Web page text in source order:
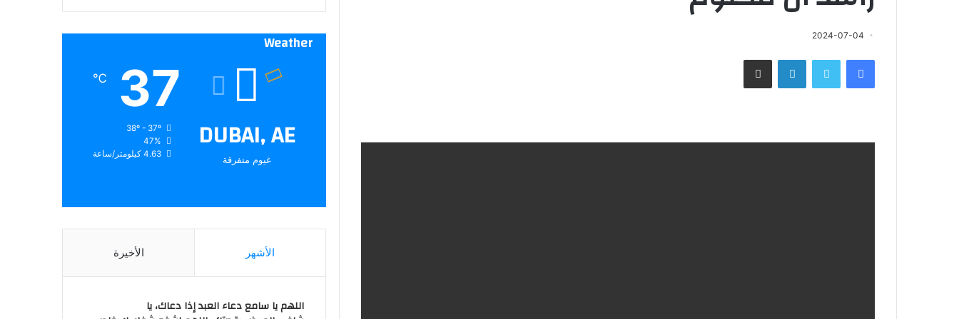
2024-07-04
فيسبوك تويتر لينكدإن مشاركة عبر البريد
Weather
DUBAI, AE
غيوم متفرقة
37
℃
38º - 37º
47%
4.63 كيلومتر/ساعة
الأشهر الأخيرة
اللهم يا سامع دعاء العبد إذا دعاك، يا